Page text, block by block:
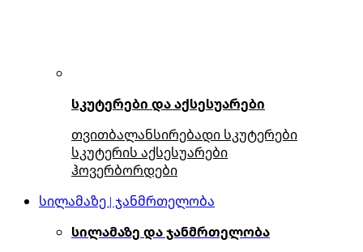
სკუტერები და აქსესუარები
თვითბალანსირებადი სკუტერები
სკუტერის აქსესუარები
ჰოვერბორდები
სილამაზე | ჯანმრთელობა
სილამაზე და ჯანმრთელობა